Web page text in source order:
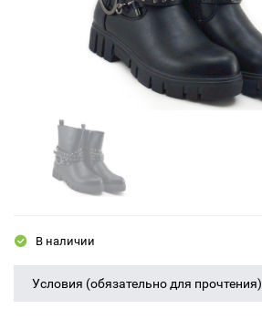
В наличии
Условия (обязательно для прочтения)